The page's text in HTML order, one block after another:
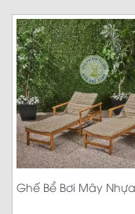
Ghế Bể Bơi Mây Nhựa